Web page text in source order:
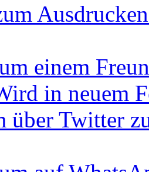
einem
in neuem
über Twitter